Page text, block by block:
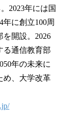
2023年には国
に創立100周
開設。2026
る通信教育部
年の未来に
め、大学改革